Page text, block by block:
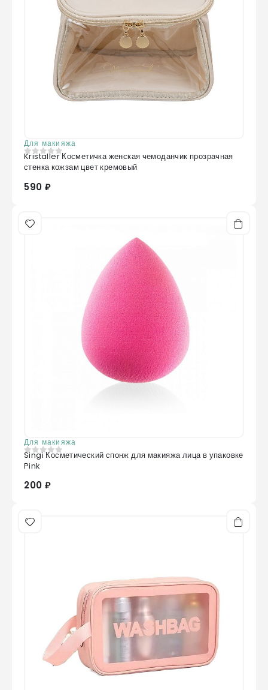
Для макияжа
0из 5
Kristaller Косметичка женская чемоданчик прозрачная
стенка кожзам цвет кремовый
590 ₽
Для макияжа
0из 5
Singi Косметический спонж для макияжа лица в упаковке
Pink
200 ₽